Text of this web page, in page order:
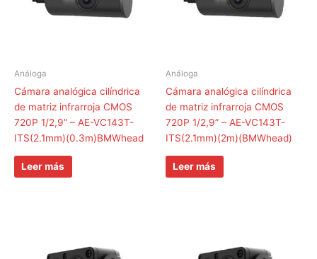
Análoga
Cámara analógica cilíndrica
de matriz infrarroja CMOS
720P 1/2,9” – AE-VC143T-
ITS(2.1mm)(0.3m)BMWhead
Leer más
Análoga
Cámara analógica cilíndrica
de matriz infrarroja CMOS
720P 1/2,9” – AE-VC143T-
ITS(2.1mm)(2m)(BMWhead)
Leer más